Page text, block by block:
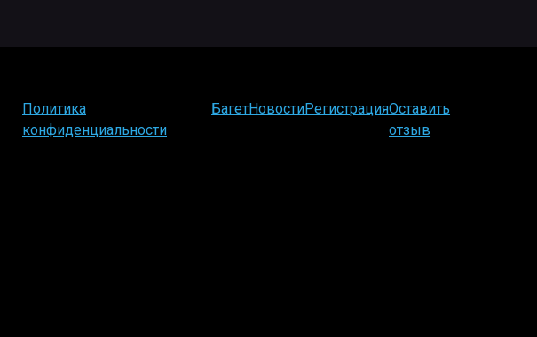
Политика
конфиденциальности
БагетНовостиРегистрацияОставить
отзыв